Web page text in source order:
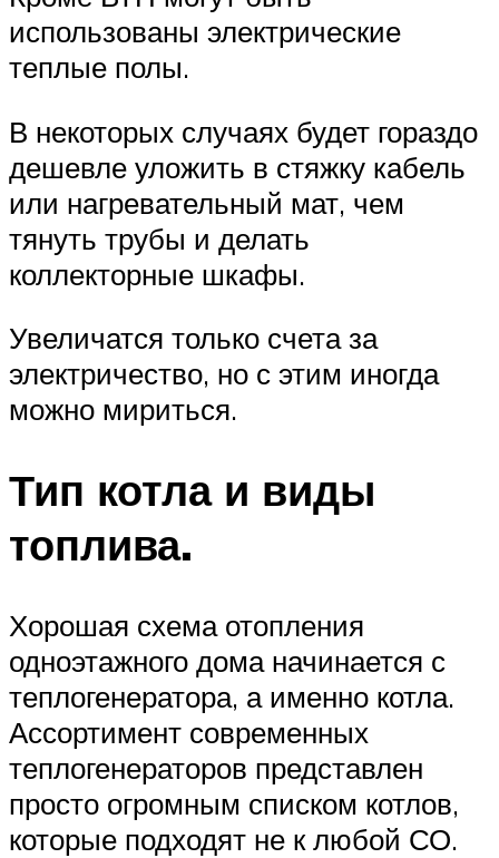
использованы электрические
теплые полы.
В некоторых случаях будет гораздо
дешевле уложить в стяжку кабель
или нагревательный мат, чем
тянуть трубы и делать
коллекторные шкафы.
Увеличатся только счета за
электричество, но с этим иногда
можно мириться.
Тип котла и виды
топлива.
Хорошая схема отопления
одноэтажного дома начинается с
теплогенератора, а именно котла.
Ассортимент современных
теплогенераторов представлен
просто огромным списком котлов,
которые подходят не к любой СО.